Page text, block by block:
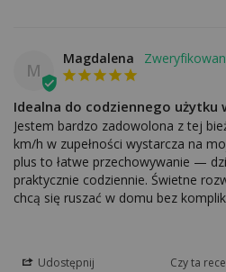
M
Magdalena
Idealna do codziennego użytku
Jestem bardzo zadowolona z tej
km/h w zupełności wystarcza na
plus to łatwe przechowywanie —
praktycznie codziennie. Świetne
chcą się ruszać w domu bez
Udostępnij Czy ta